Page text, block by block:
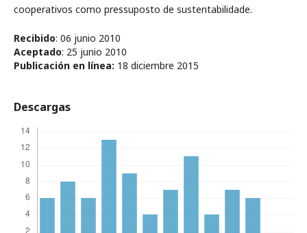
cooperativos como pressuposto de sustentabilidade.
Recibido: 06 junio 2010
Aceptado: 25 junio 2010
Publicación en línea: 18 diciembre 2015
Descargas